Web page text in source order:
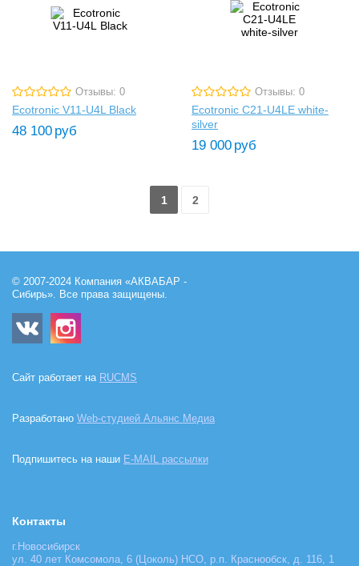
Отзывы: 0
Ecotronic V11-U4L Black
48 100 руб
Отзывы: 0
Ecotronic C21-U4LE white-
silver
19 000 руб
1 2
© 2007-2024 Компания «АКВАБАР -
Сибирь». Все права защищены.
Сайт работает на RUCMS
Разработано Web-студией Альянс Медиа
Подпишитесь на наши E-MAIL рассылки
Контакты
г.Новосибирск
ул. 40 лет Комсомола, 6 (Цоколь) НСО, р.п. Краснообск, д. 116, 1